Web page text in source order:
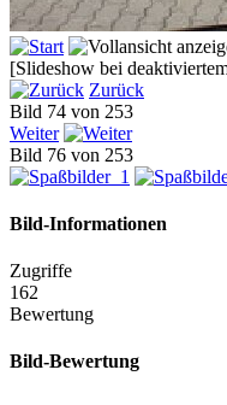
[Slideshow bei
Zurück
Bild 74 von 253
Weiter
Bild 76 von 253
Bild-Informationen
Zugriffe
162
Bewertung
Bild-Bewertung